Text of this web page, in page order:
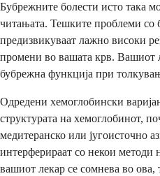
Бубрежните болести исто така
читањата. Тешките проблеми со
предизвикуваат лажно високи
промени во вашата крв. Вашиот
бубрежна функција при
Одредени хемоглобински
структурата на хемоглобинот,
медитеранско или југоисточно
интерферираат со некои
вашиот лекар се сомнева во ова,